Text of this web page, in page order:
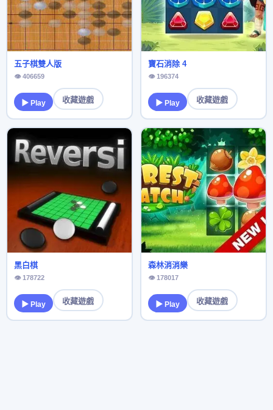
五子棋雙人版
👁 406659
▶ Play 收藏遊戲
寶石消除 4
👁 196374
▶ Play 收藏遊戲
黑白棋
👁 178722
▶ Play 收藏遊戲
森林消消樂
👁 178017
▶ Play 收藏遊戲